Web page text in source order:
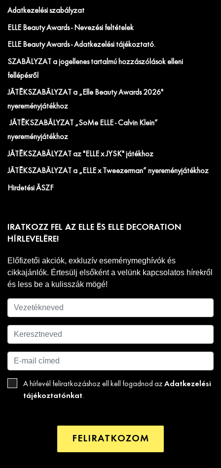
Adatkezelési szabályzat
ELLE Beauty Awards - Nevezési feltételek
ELLE Beauty Awards - Adatkezelési tájékoztató.
SZABÁLYZAT a jogellenes tartalmú hozzászólások elleni
fellépésről
JÁTÉKSZABÁLYZAT a „Elle Beauty Awards 2026"
nyereményjátékhoz
JÁTÉKSZABÁLYZAT „SoMe ELLE - Calvin Klein”
nyereményjátékhoz
JÁTÉKSZABÁLYZAT az "ELLE x JYSK" játékhoz
JÁTÉKSZABÁLYZAT a „ELLE x Tweezerman” nyereményjátékhoz
Hirdetési ÁSZF
IRATKOZZ FEL AZ ELLE ÉS ELLE DECORATION
HÍRLEVELÉRE!
Előfizetői akciók, exkluzív eseménymeghívók és
cikkajánlók. Értesülj elsőként a velünk kapcsolatos hírekről
és less be a kulisszák mögé!
A hírlevél feliratkozáshoz ell kell fogadnod az Adatkezelési
tájékoztatónkat.
FELIRATKOZOM